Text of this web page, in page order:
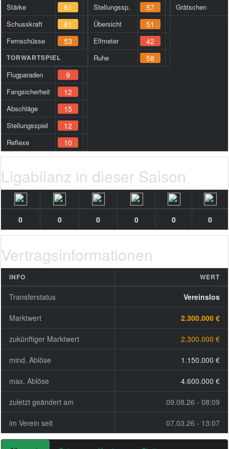
Stärke 61
Schusskraft 61
Fernschüsse 53
TORWARTSPIEL
Flugparaden 9
Fangsicherheit 12
Abschläge 15
Stellungsspiel 12
Reflexe 10
Stellungssp. 57
Übersicht 51
Elfmeter 42
Ruhe 58
Grätschen
Ligabilanz in dieser Saison
0 0 0 0 0 0
Vertragsinformationen
INFO WERT
Transferstatus Vereinslos
Marktwert 2.300.000 €
zukünftiger Marktwert 2.300.000 €
mind. Ablöse 1.150.000 €
max. Ablöse 4.600.000 €
zuletzt geändert am 09.08.26 - 08:09
im Verein seit 07.03.26 - 13:07